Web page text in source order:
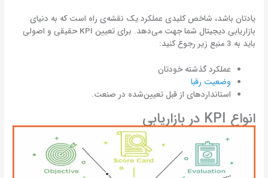
یادتان باشد، شاخص کلیدی عملکرد یک نقشه‌ی راه است که به دنیای
بازاریابی دیجیتال شما جهت می‌دهد. برای تعیین KPI حقیقی و اصولی
باید به 3 منبع زیر رجوع کنید:
عملکرد گذشته خودتان
وضعیت رقبا
استانداردهای از قبل تعیین‌شده در صنعت.
انواع KPI در بازاریابی